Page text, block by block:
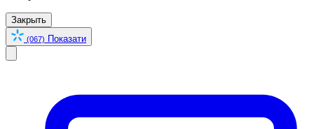
Закрыть
(067) Показати